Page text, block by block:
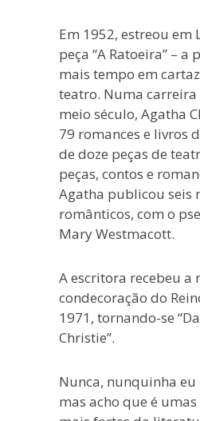
Em 1952, estreou em
peça “A Ratoeira” – a
mais tempo em
teatro. Numa carreira
meio século, Agatha
79 romances e livros
de doze peças de
peças, contos e
Agatha publicou seis
românticos, com o
Mary Westmacott.
A escritora recebeu a
condecoração do
1971, tornando-se
Christie”.
Nunca, nunquinha
mas acho que é